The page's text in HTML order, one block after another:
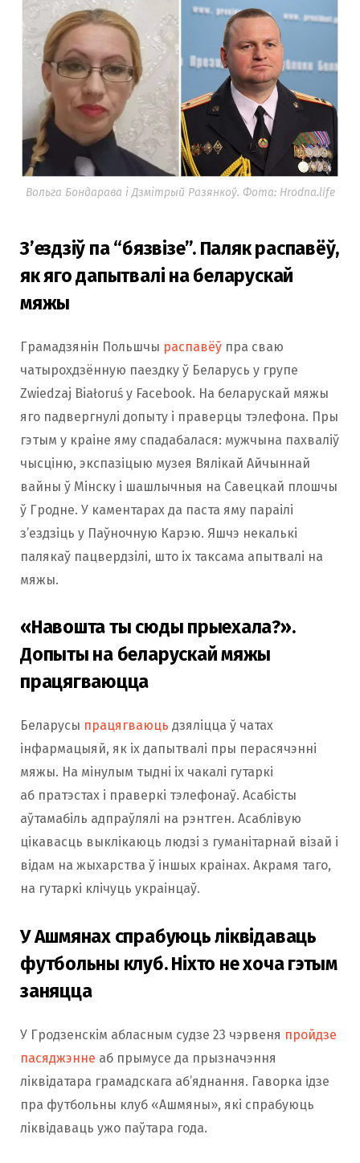
Вольга Бондарава і Дзмітрый Разянкоў. Фота: Hrodna.life
З’ездзіў па “бязвізе”. Паляк распавёў,
як яго дапытвалі на беларускай
мяжы
Грамадзянін Польшчы распавёў пра сваю
чатырохдзённую паездку ў Беларусь у групе
Zwiedzaj Białoruś у Facebook. На беларускай мяжы
яго падвергнулі допыту і праверцы тэлефона. Пры
гэтым у краіне яму спадабалася: мужчына пахваліў
чысціню, экспазіцыю музея Вялікай Айчыннай
вайны ў Мінску і шашлычныя на Савецкай плошчы
ў Гродне. У каментарах да паста яму параілі
з’ездзіць у Паўночную Карэю. Яшчэ некалькі
палякаў пацвердзілі, што іх таксама апытвалі на
мяжы.
«Навошта ты сюды прыехала?».
Допыты на беларускай мяжы
працягваюцца
Беларусы працягваюць дзяліцца ў чатах
інфармацыяй, як іх дапытвалі пры перасячэнні
мяжы. На мінулым тыдні іх чакалі гутаркі
аб пратэстах і праверкі тэлефонаў. Асабісты
аўтамабіль адпраўлялі на рэнтген. Асаблівую
цікавасць выклікаюць людзі з гуманітарнай візай і
відам на жыхарства ў іншых краінах. Акрамя таго,
на гутаркі клічуць украінцаў.
У Ашмянах спрабуюць ліквідаваць
футбольны клуб. Ніхто не хоча гэтым
заняцца
У Гродзенскім абласным судзе 23 чэрвеня пройдзе
пасяджэнне аб прымусе да прызначэння
ліквідатара грамадскага аб’яднання. Гаворка ідзе
пра футбольны клуб «Ашмяны», які спрабуюць
ліквідаваць ужо паўтара года.